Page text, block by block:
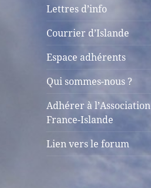
Lettres d’info
Courrier d’Islande
Espace adhérents
Qui sommes-nous ?
Adhérer à l’Association
France-Islande
Lien vers le forum